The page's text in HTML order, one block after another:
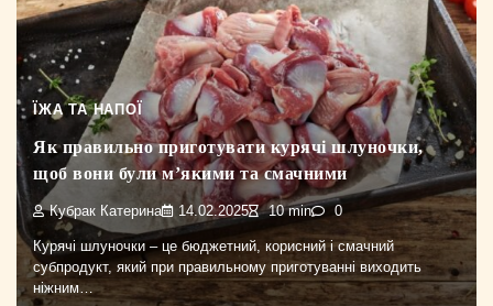
ЇЖА ТА НАПОЇ
Як правильно приготувати курячі шлуночки,
щоб вони були м’якими та смачними
Кубрак Катерина 14.02.2025 10 min 0
Курячі шлуночки – це бюджетний, корисний і смачний
субпродукт, який при правильному приготуванні виходить
ніжним…